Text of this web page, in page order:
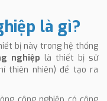
là gì?
bị này trong hệ thống
nghiệp là thiết bị sử
thiên nhiên) để tạo ra